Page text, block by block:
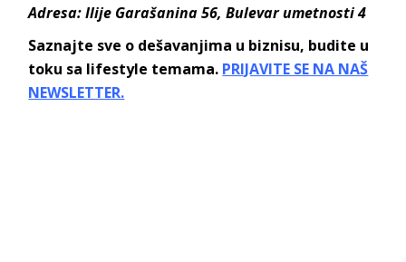
Adresa: Ilije Garašanina 56, Bulevar umetnosti 4
Saznajte sve o dešavanjima u biznisu, budite u
toku sa lifestyle temama. PRIJAVITE SE NA NAŠ
NEWSLETTER.